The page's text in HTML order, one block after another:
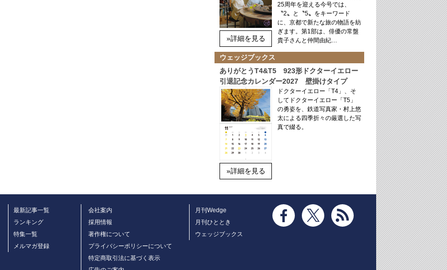
»詳細を見る
25周年を迎える今号では、
〝2〟と〝5〟をキーワード
に、京都で新たな旅の物語を紡
ぎます。第1部は、俳優の常盤
貴子さんと仲間由紀…
ウェッジブックス
ありがとうT4&T5 923形ドクターイエロー
引退記念カレンダー2027 壁掛けタイプ
»詳細を見る
ドクターイエロー「T4」、そ
してドクターイエロー「T5」
の勇姿を、鉄道写真家・村上悠
太による四季折々の厳選した写
真で綴る。
最新記事一覧
ランキング
特集一覧
メルマガ登録
会社案内
採用情報
著作権について
プライバシーポリシーについて
特定商取引法に基づく表示
月刊Wedge
月刊ひととき
ウェッジブックス